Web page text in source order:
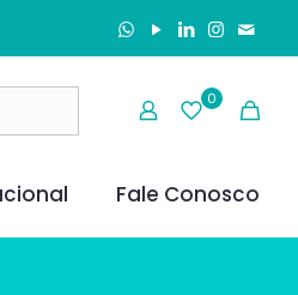
0
Fale Conosco